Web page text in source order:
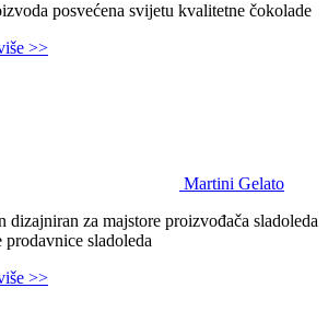
posvećena svijetu kvalitetne čokolade
>>
Martini Gelato
dizajniran za majstore proizvođača sladoleda
prodavnice sladoleda
>>